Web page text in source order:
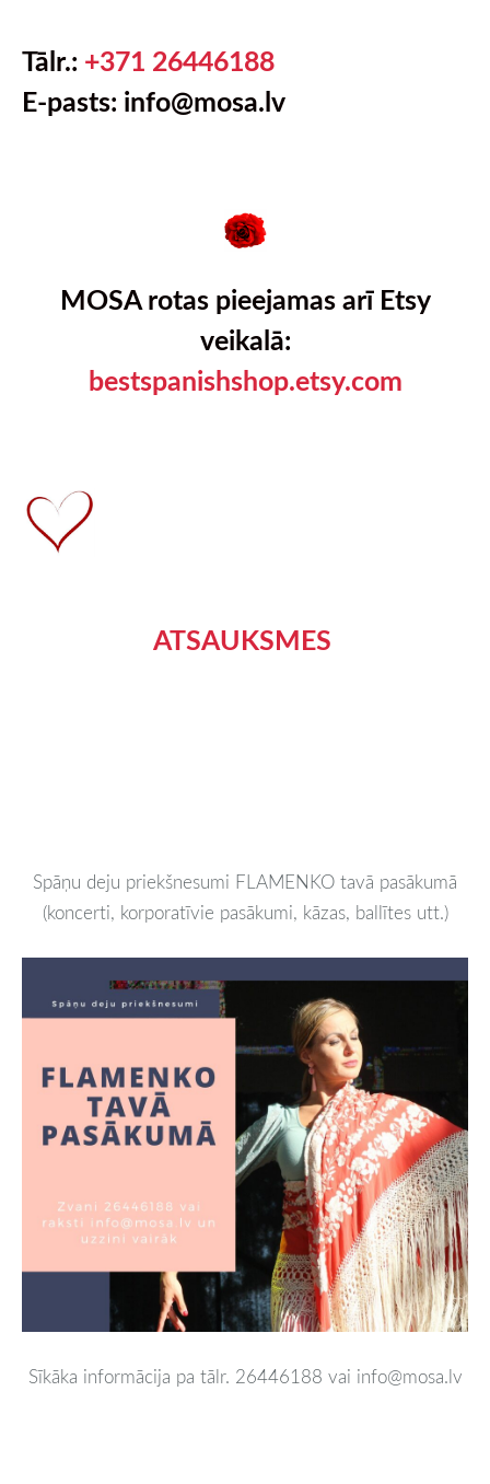
Tālr.: +371 26446188
E-pasts: info@mosa.lv
MOSA rotas pieejamas arī Etsy
veikalā:
bestspanishshop.etsy.com
ATSAUKSMES
Spāņu deju priekšnesumi FLAMENKO tavā pasākumā
(koncerti, korporatīvie pasākumi, kāzas, ballītes utt.)
Sīkāka informācija pa tālr. 26446188 vai info@mosa.lv